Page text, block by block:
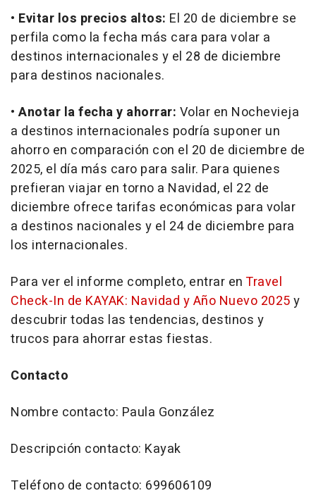
• Evitar los precios altos: El 20 de diciembre se
perfila como la fecha más cara para volar a
destinos internacionales y el 28 de diciembre
para destinos nacionales.
• Anotar la fecha y ahorrar: Volar en Nochevieja
a destinos internacionales podría suponer un
ahorro en comparación con el 20 de diciembre de
2025, el día más caro para salir. Para quienes
prefieran viajar en torno a Navidad, el 22 de
diciembre ofrece tarifas económicas para volar
a destinos nacionales y el 24 de diciembre para
los internacionales.
Para ver el informe completo, entrar enTravel
Check-In de KAYAK: Navidad y Año Nuevo 2025y
descubrir todas las tendencias, destinos y
trucos para ahorrar estas fiestas.
Contacto
Nombre contacto: Paula González
Descripción contacto: Kayak
Teléfono de contacto: 699606109